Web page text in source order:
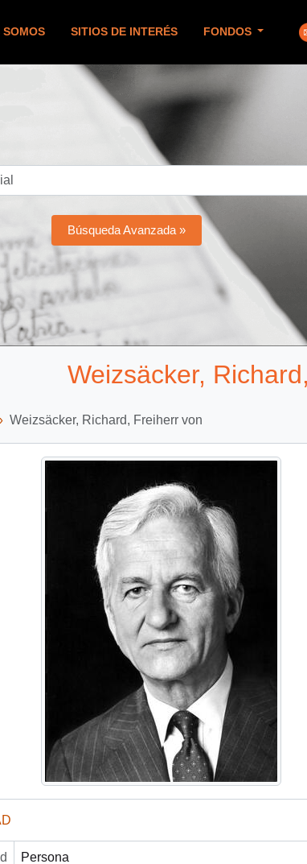
SOMOS SITIOS DE INTERÉS FONDOS
Búsqueda Avanzada »
Weizsäcker,
Weizsäcker, Richard, Freiherr von
Persona